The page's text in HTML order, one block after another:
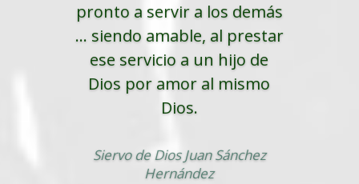
pronto a servir a los demás
... siendo amable, al prestar
ese servicio a un hijo de
Dios por amor al mismo
Dios.
Siervo de Dios Juan Sánchez
Hernández